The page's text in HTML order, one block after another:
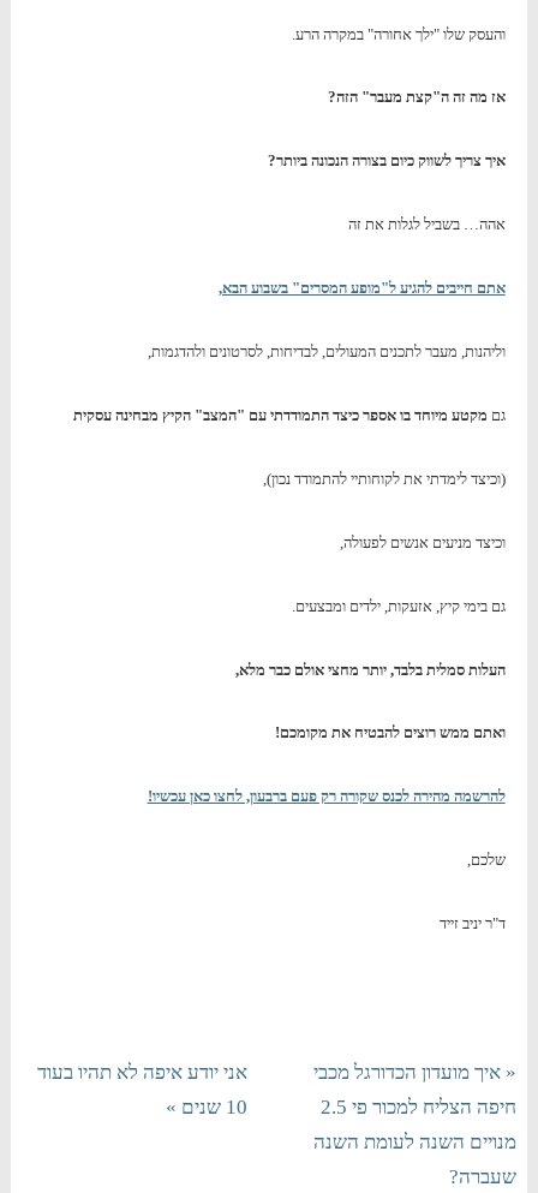
והעסק שלו "ילך אחורה" במקרה הרע.
אז מה זה ה"קצת מעבר" הזה?
איך צריך לשווק כיום בצורה הנכונה ביותר?
אהה… בשביל לגלות את זה
אתם חייבים להגיע ל"מופע המסרים" בשבוע הבא,
וליהנות, מעבר לתכנים המעולים, לבדיחות, לסרטונים ולהדגמות,
גם מקטע מיוחד בו אספר כיצד התמודדתי עם "המצב" הקיץ מבחינה עסקית
(וכיצד לימדתי את לקוחותיי להתמודד נכון),
וכיצד מניעים אנשים לפעולה,
גם בימי קיץ, אזעקות, ילדים ומבצעים.
העלות סמלית בלבד, יותר מחצי אולם כבר מלא,
ואתם ממש רוצים להבטיח את מקומכם!
להרשמה מהירה לכנס שקורה רק פעם ברבעון, לחצו כאן עכשיו!
שלכם,
ד"ר יניב זייד
« איך מועדון הכדורגל מכבי
חיפה הצליח למכור פי 2.5
מנויים השנה לעומת השנה
שעברה?
אני יודע איפה לא תהיו בעוד
10 שנים »